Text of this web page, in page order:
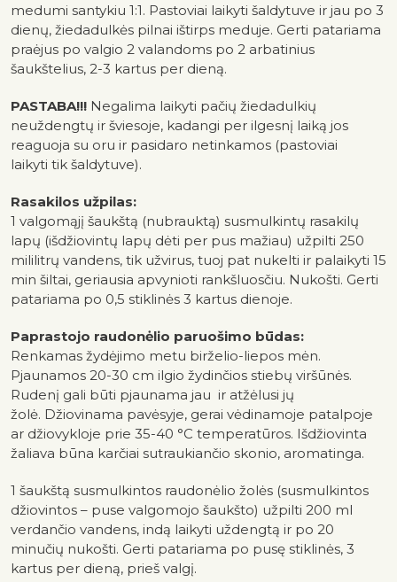
medumi santykiu 1:1. Pastoviai laikyti šaldytuve ir jau po 3
dienų, žiedadulkės pilnai ištirps meduje. Gerti patariama
praėjus po valgio 2 valandoms po 2 arbatinius
šaukštelius, 2-3 kartus per dieną.
PASTABA!!! Negalima laikyti pačių žiedadulkių
neuždengtų ir šviesoje, kadangi per ilgesnį laiką jos
reaguoja su oru ir pasidaro netinkamos (pastoviai
laikyti tik šaldytuve).
Rasakilos užpilas:
1 valgomąjį šaukštą (nubrauktą) susmulkintų rasakilų
lapų (išdžiovintų lapų dėti per pus mažiau) užpilti 250
mililitrų vandens, tik užvirus, tuoj pat nukelti ir palaikyti 15
min šiltai, geriausia apvynioti rankšluosčiu. Nukošti. Gerti
patariama po 0,5 stiklinės 3 kartus dienoje.
Paprastojo raudonėlio paruošimo būdas:
Renkamas žydėjimo metu birželio-liepos mėn.
Pjaunamos 20-30 cm ilgio žydinčios stiebų viršūnės.
Rudenį gali būti pjaunama jau ir atžėlusi jų
žolė. Džiovinama pavėsyje, gerai vėdinamoje patalpoje
ar džiovykloje prie 35-40 °C temperatūros. Išdžiovinta
žaliava būna karčiai sutraukiančio skonio, aromatinga.
1 šaukštą susmulkintos raudonėlio žolės (susmulkintos
džiovintos – puse valgomojo šaukšto) užpilti 200 ml
verdančio vandens, indą laikyti uždengtą ir po 20
minučių nukošti. Gerti patariama po pusę stiklinės, 3
kartus per dieną, prieš valgį.